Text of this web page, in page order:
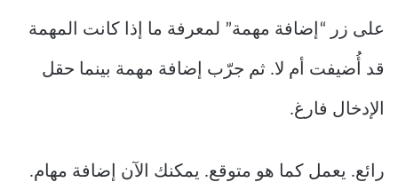
على زر “إضافة مهمة” لمعرفة ما إذا كانت المهمة
قد أُضيفت أم لا. ثم جرّب إضافة مهمة بينما حقل
الإدخال فارغ.
رائع. يعمل كما هو متوقع. يمكنك الآن إضافة مهام.